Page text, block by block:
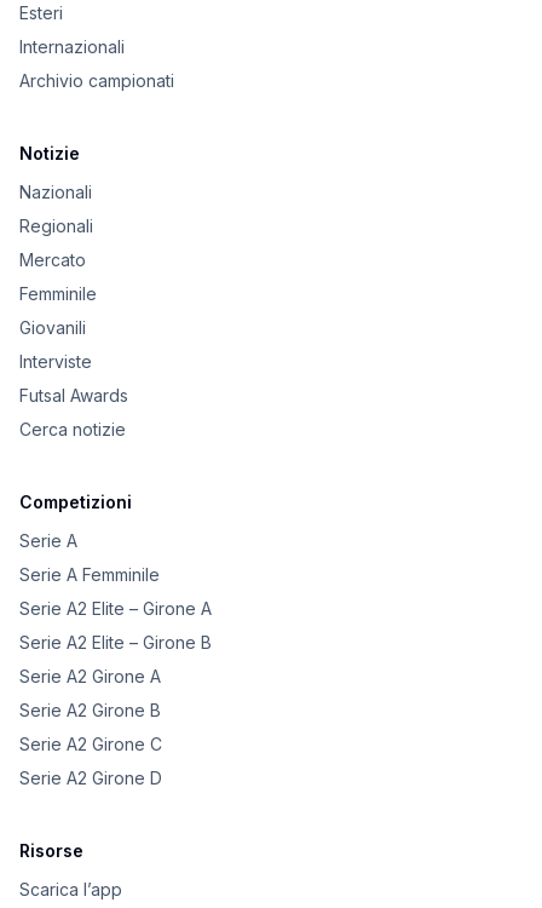
Esteri
Internazionali
Archivio campionati
Notizie
Nazionali
Regionali
Mercato
Femminile
Giovanili
Interviste
Futsal Awards
Cerca notizie
Competizioni
Serie A
Serie A Femminile
Serie A2 Elite – Girone A
Serie A2 Elite – Girone B
Serie A2 Girone A
Serie A2 Girone B
Serie A2 Girone C
Serie A2 Girone D
Risorse
Scarica l’app